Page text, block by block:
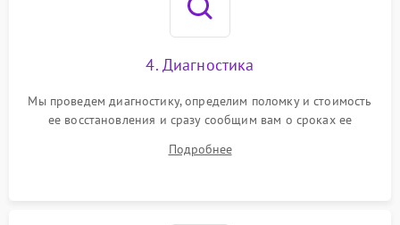
4. Диагностика
Мы проведем диагностику, определим поломку и стоимость
ее восстановления и сразу сообщим вам о сроках ее
Подробнее